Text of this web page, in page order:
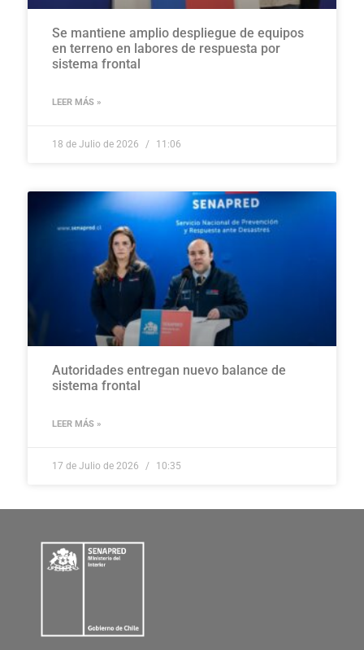
Se mantiene amplio despliegue de equipos
en terreno en labores de respuesta por
sistema frontal
LEER MÁS »
18 de Julio de 2026 11:06
Autoridades entregan nuevo balance de
sistema frontal
LEER MÁS »
17 de Julio de 2026 10:35